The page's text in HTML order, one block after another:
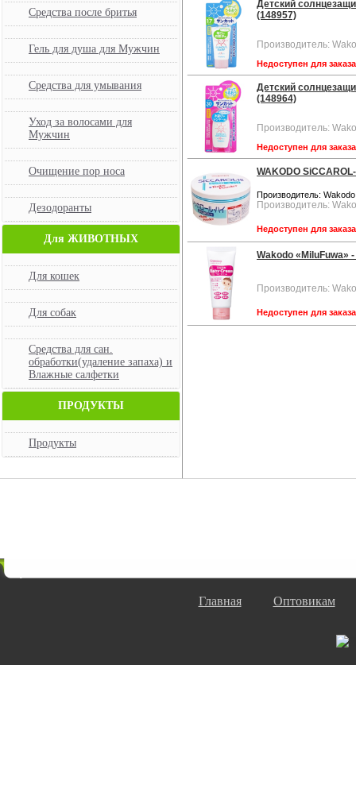
Средства после бритья
Гель для душа для Мужчин
Средства для умывания
Уход за волосами для
Мужчин
Очищение пор носа
Дезодоранты
Для ЖИВОТНЫХ
Для кошек
Для собак
Средства для сан.
обработки(удаление запаха) и
Влажные салфетки
ПРОДУКТЫ
Продукты
Детский
(148957)
Производитель:
Недоступен для
Детский
(148964)
Производитель:
Недоступен для
WAKODO
Производитель:
Производитель:
Недоступен для
Wakodo «MiluFuwa»
Производитель:
Недоступен для
Главная Оптовикам